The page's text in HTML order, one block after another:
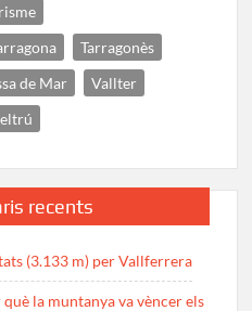
Tarragonès
de Mar
Vallter
recents
(3.133 m) per Vallferrera
la muntanya va vèncer els